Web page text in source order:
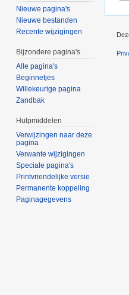
Nieuwe pagina's
Nieuwe bestanden
Recente wijzigingen
Bijzondere pagina's
Alle pagina's
Beginnetjes
Willekeurige pagina
Zandbak
Hulpmiddelen
Verwijzingen naar deze
pagina
Verwante wijzigingen
Speciale pagina's
Printvriendelijke versie
Permanente koppeling
Paginagegevens